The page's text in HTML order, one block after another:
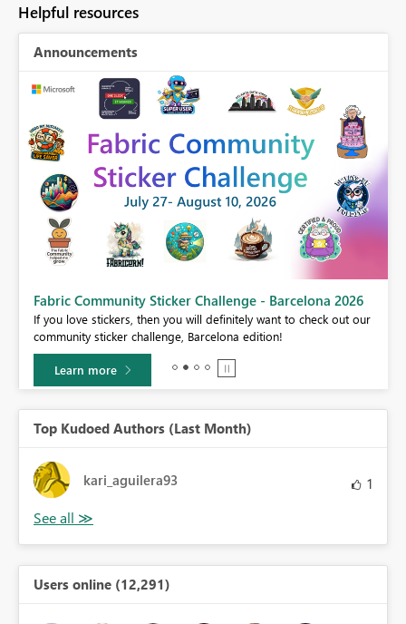
Helpful resources
Announcements
Fabric Community Sticker Challenge - Barcelona 2026
If you love stickers, then you will definitely want to check out our
community sticker challenge, Barcelona edition!
Learn more
Top Kudoed Authors (Last Month)
kari_aguilera93 1
Users online (12,291)